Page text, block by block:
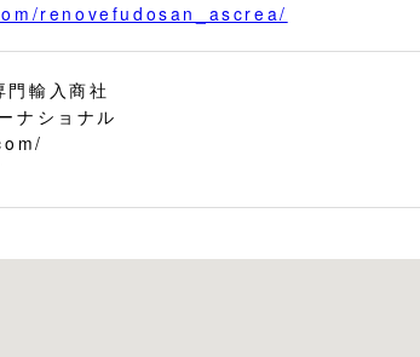
renovefudosan_ascrea/
門輸入商社
ナショナル